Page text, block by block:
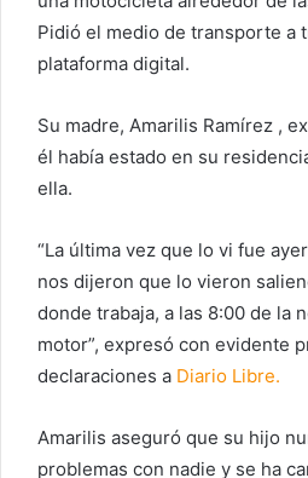
Pidió el medio de transporte a
plataforma digital.
Su madre, Amarilis Ramírez ,
él había estado en su
ella.
“La última vez que lo vi fue
nos dijeron que lo vieron
donde trabaja, a las 8:00 de la
motor”, expresó con evidente
declaraciones a Diario Libre.
Amarilis aseguró que su hijo
problemas con nadie y se ha